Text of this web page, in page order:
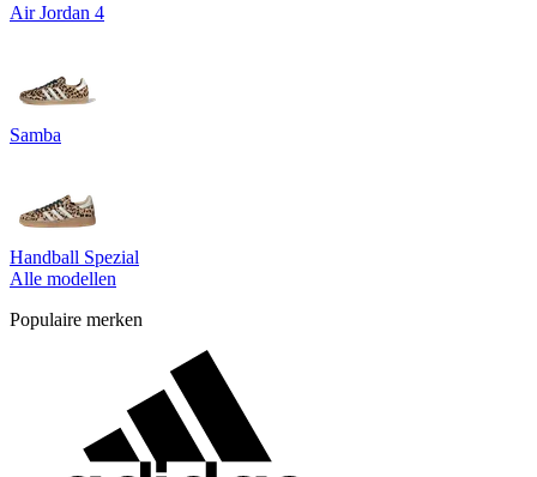
Air Jordan 4
Samba
Handball Spezial
Alle modellen
Populaire merken